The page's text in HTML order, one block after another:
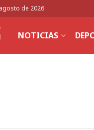
de 2026
NOTICIAS